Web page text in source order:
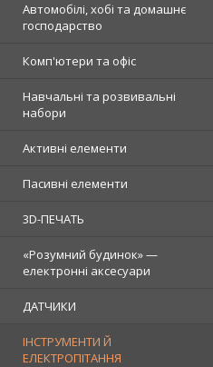
Автомобілі, хобі та домашнє
господарство
Комп'ютери та офіс
Навчальні та розвивальні
набори
Активні елементи
Пасивні елементи
3D-ПЕЧАТЬ
«Розумний будинок» —
електронні аксесуари
ДАТЧИКИ
ІНСТРУМЕНТИ Й
ЕЛЕКТРОПІТАННЯ